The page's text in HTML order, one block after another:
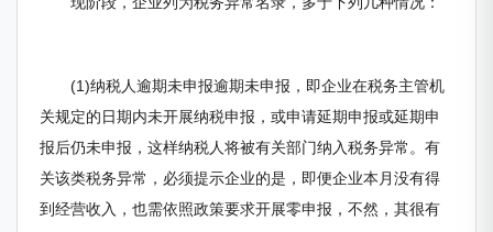
(1)纳税人逾期未申报逾期未申报，即企业在税务主管机
关规定的日期内未开展纳税申报，或申请延期申报或延期申
报后仍未申报，这样纳税人将被有关部门纳入税务异常。有
关该类税务异常，必须提示企业的是，即便企业本月没有得
到经营收入，也需依照政策要求开展零申报，不然，其很有